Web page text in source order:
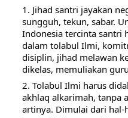
1. Jihad santri jayakan
sungguh, tekun, sabar.
Indonesia tercinta santri
dalam tolabul Ilmi,
disiplin, jihad melawan
dikelas, memuliakan
2. Tolabul Ilmi harus
akhlaq alkarimah, tanpa
artinya. Dimulai dari hal-